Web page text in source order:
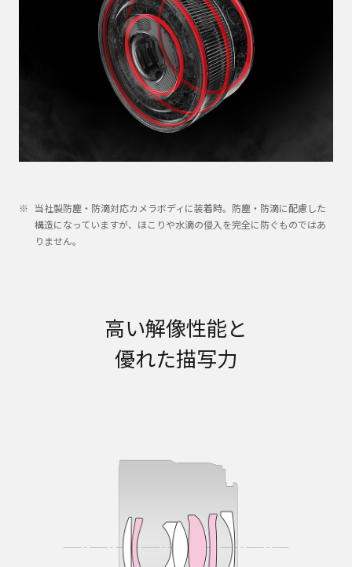
当社製防塵・防滴対応カメラボディに装着時。防塵・防滴に配慮した
構造になっていますが、ほこりや水滴の侵入を完全に防ぐものではあ
りません。
高い解像性能と
優れた描写力